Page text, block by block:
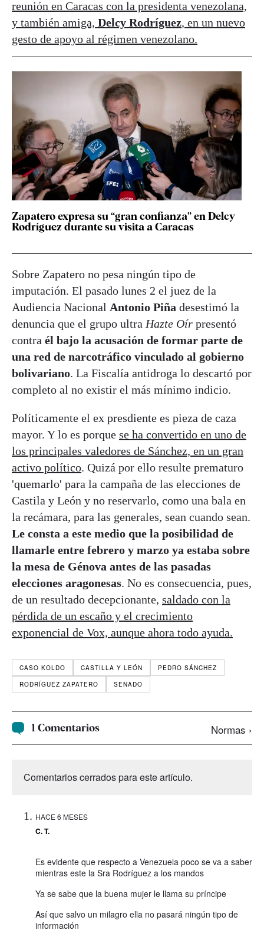
reunión en Caracas con la presidenta venezolana,
y también amiga, Delcy Rodríguez, en un nuevo
gesto de apoyo al régimen venezolano.
Zapatero expresa su “gran confianza” en Delcy
Rodríguez durante su visita a Caracas
Sobre Zapatero no pesa ningún tipo de
imputación. El pasado lunes 2 el juez de la
Audiencia Nacional Antonio Piña desestimó la
denuncia que el grupo ultra Hazte Oír presentó
contra él bajo la acusación de formar parte de
una red de narcotráfico vinculado al gobierno
bolivariano. La Fiscalía antidroga lo descartó por
completo al no existir el más mínimo indicio.
Políticamente el ex presdiente es pieza de caza
mayor. Y lo es porque se ha convertido en uno de
los principales valedores de Sánchez, en un gran
activo político. Quizá por ello resulte prematuro
'quemarlo' para la campaña de las elecciones de
Castila y León y no reservarlo, como una bala en
la recámara, para las generales, sean cuando sean.
Le consta a este medio que la posibilidad de
llamarle entre febrero y marzo ya estaba sobre
la mesa de Génova antes de las pasadas
elecciones aragonesas. No es consecuencia, pues,
de un resultado decepcionante, saldado con la
pérdida de un escaño y el crecimiento
exponencial de Vox, aunque ahora todo ayuda.
CASO KOLDO CASTILLA Y LEÓN
PEDRO SÁNCHEZ
RODRÍGUEZ ZAPATERO
SENADO
1 Comentarios Normas ›
Comentarios cerrados para este artículo.
HACE 6 MESES
C. T.
Es evidente que respecto a Venezuela poco se va a saber
mientras este la Sra Rodríguez a los mandos
Ya se sabe que la buena mujer le llama su príncipe
Así que salvo un milagro ella no pasará ningún tipo de
información